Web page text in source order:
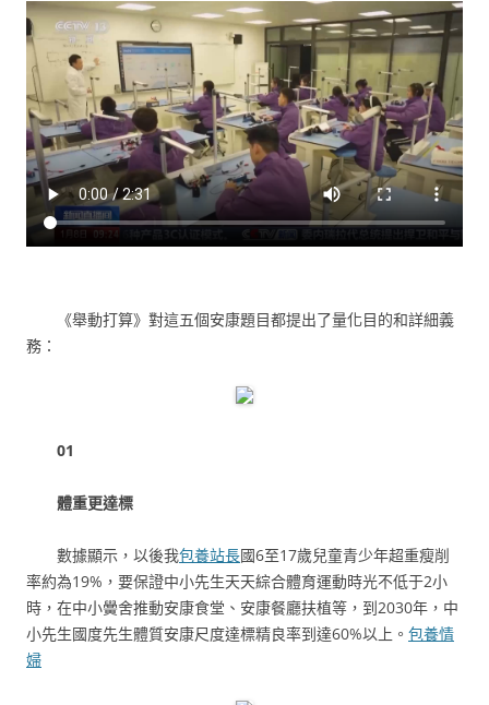
《舉動打算》對這五個安康題目都提出了量化目的和詳細義
務：
01
體重更達標
數據顯示，以後我包養站長國6至17歲兒童青少年超重瘦削
率約為19%，要保證中小先生天天綜合體育運動時光不低于2小
時，在中小黌舍推動安康食堂、安康餐廳扶植等，到2030年，中
小先生國度先生體質安康尺度達標精良率到達60%以上。 包養情
婦